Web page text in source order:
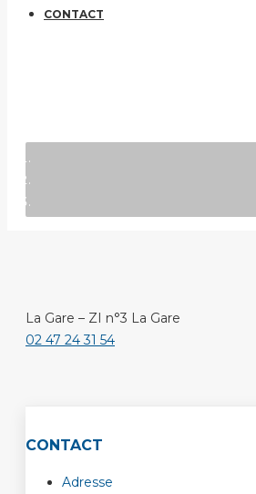
CONTACT
La Gare – ZI n°3 La Gare
02 47 24 31 54
CONTACT
Adresse